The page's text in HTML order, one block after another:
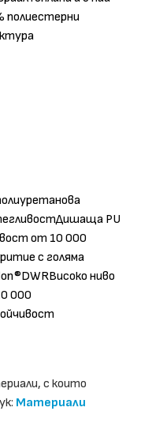
полиестерни
PU
от 10 000
с голяма
ниво
000
с които
Материали